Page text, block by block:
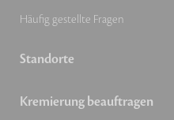
Häufig gestellte Fragen
Standorte
Kremierung beauftragen